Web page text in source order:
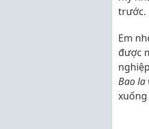
trước.
Em
được
Bao la
xuống